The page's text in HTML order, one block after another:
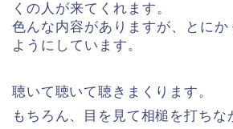
くの人が来てくれます。
色んな内容がありますが、とにか
ようにしています。
聴いて聴いて聴きまくります。
もちろん、目を見て相槌を打ちな